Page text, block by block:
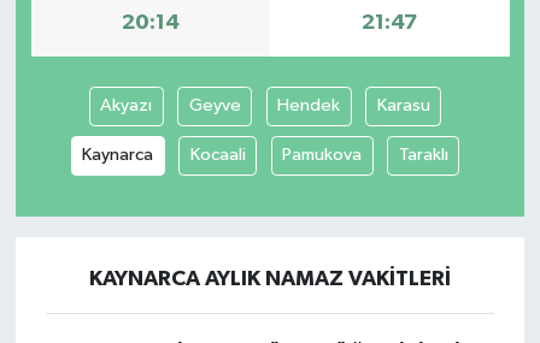
20:14 21:47
Akyazı Geyve Hendek Karasu
Kaynarca Kocaali Pamukova Taraklı
KAYNARCA AYLIK NAMAZ VAKITLERI